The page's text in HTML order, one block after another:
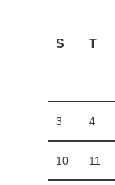
S T
3 4
10 11